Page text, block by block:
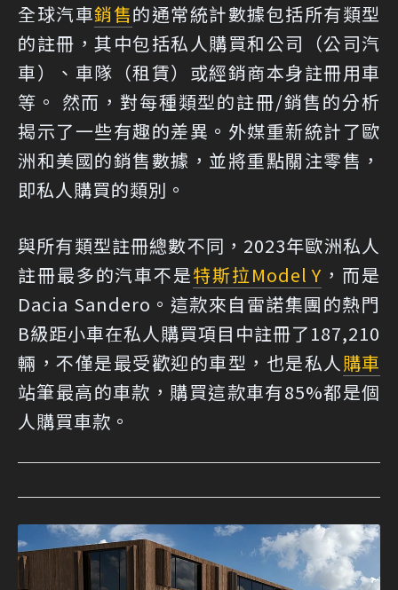
全球汽車銷售的通常統計數據包括所有類型
的註冊，其中包括私人購買和公司（公司汽
車）、車隊（租賃）或經銷商本身註冊用車
等。 然而，對每種類型的註冊/銷售的分析
揭示了一些有趣的差異。外媒重新統計了歐
洲和美國的銷售數據，並將重點關注零售，
即私人購買的類別。
與所有類型註冊總數不同，2023年歐洲私人
註冊最多的汽車不是特斯拉Model Y ，而是
Dacia Sandero。這款來自雷諾集團的熱門
B級距小車在私人購買項目中註冊了187,210
輛，不僅是最受歡迎的車型，也是私人購車
站筆最高的車款，購買這款車有85%都是個
人購買車款。